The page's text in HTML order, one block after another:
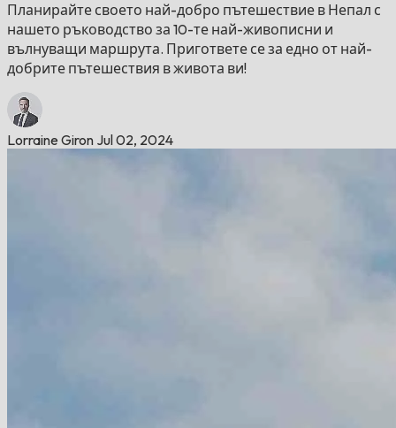
Планирайте своето най-добро пътешествие в Непал с
нашето ръководство за 10-те най-живописни и
вълнуващи маршрута. Пригответе се за едно от най-
добрите пътешествия в живота ви!
Lorraine Giron Jul 02, 2024